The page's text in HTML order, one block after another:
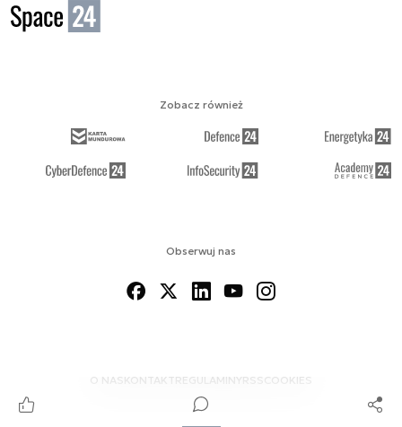
Obserwuj nas
O NAS KONTAKTREGULAMINYRSS COOKIES
Zobacz również